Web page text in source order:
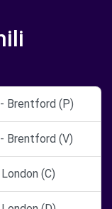
Brentford (P)
Brentford (V)
(C)